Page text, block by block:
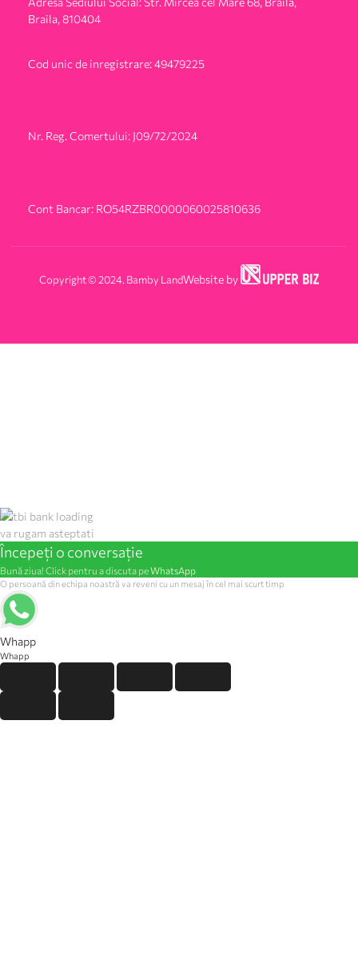
Braila, 810404
Cod unic de inregistrare: 49479225
Nr. Reg. Comertului: J09/72/2024
Cont Bancar: RO54RZBR0000060025810636
Copyright © 2024. Bamby LandWebsite by
va rugam asteptati
Începeți o conversație
Bună ziua! Click pentru a discuta peWhatsApp
O persoană din echipa noastră va reveni cu un mesaj în cel mai scurt timp
Whapp
Whapp